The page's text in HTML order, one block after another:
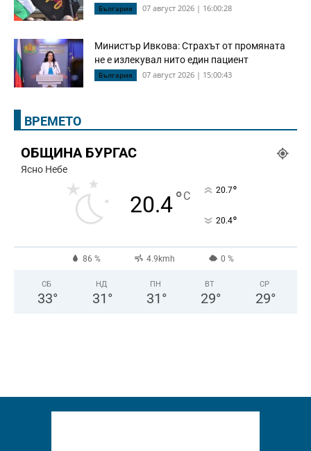
България 07 август 2026 | 16:00:28
Министър Ивкова: Страхът от промяната
не е излекувал нито един пациент
България 07 август 2026 | 15:00:43
ВРЕМЕТО
ОБЩИНА БУРГАС
Ясно Небе
20.4°C 20.7°
20.4°
86 % 4.9kmh 0 %
СБ
33°
НД
31 °
ПН
31 °
ВТ
29°
СР
29°